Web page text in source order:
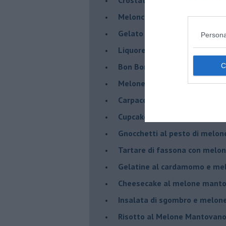
Meloncino, liquore al melone
Gelato al melone mantovano
Liquore al melone
Bon Bon di melone
Melone mantovano IGP
Carpaccio di manzo con
Cupcake al melone con
Gnocchetti al pesto di
Tartare di fassona con
Gelatine al cardamomo e
Cheesecake al melone
Insalata di sgombro e
Risotto al Melone